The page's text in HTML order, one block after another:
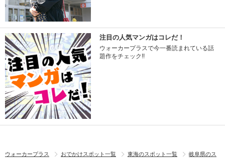
注目の人気マンガはコレだ！
ウォーカープラスで今一番読まれている話
題作をチェック!!
ウォーカープラス おでかけスポット一覧 東海のスポット一覧
岐阜県のス